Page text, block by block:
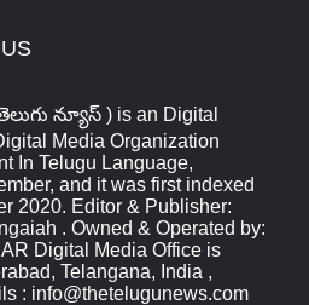
న్యూస్‌ ) is an Digital
Media Organization
In Telugu Language,
and it was first indexed
2020. Editor & Publisher:
. Owned & Operated by:
Digital Media Office is
Telangana, India ,
: info@thetelugunews.com